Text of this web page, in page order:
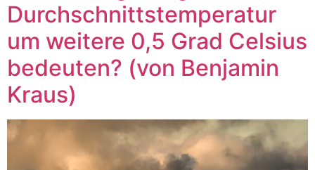
Durchschnittstemperatur
um weitere 0,5 Grad Celsius
bedeuten? (von Benjamin
Kraus)